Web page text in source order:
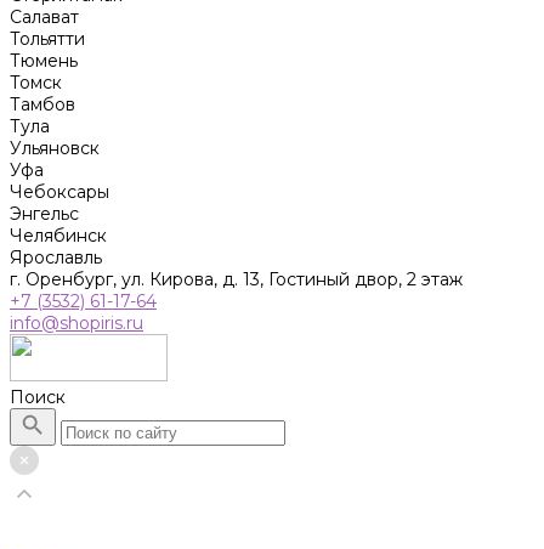
Салават
Тольятти
Тюмень
Томск
Тамбов
Тула
Ульяновск
Уфа
Чебоксары
Энгельс
Челябинск
Ярославль
г. Оренбург, ул. Кирова, д. 13, Гостиный двор, 2 этаж
+7 (3532) 61-17-64
info@shopiris.ru
Поиск